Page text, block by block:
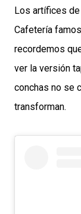
Los artífices
Cafetería
recordemos
ver la versión
conchas no se
transforman.